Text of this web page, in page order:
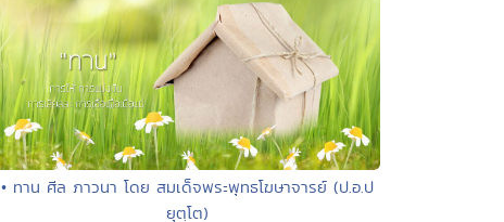
• ทาน ศีล ภาวนา โดย สมเด็จพระพุทธโฆษาจารย์ (ป.อ.ป
ยุตฺโต)